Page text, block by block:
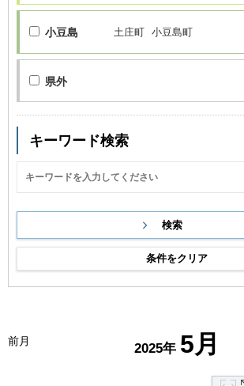
小豆島 土庄町 小豆島町
県外
キーワード検索
条件をクリア
前月 2025年 5月